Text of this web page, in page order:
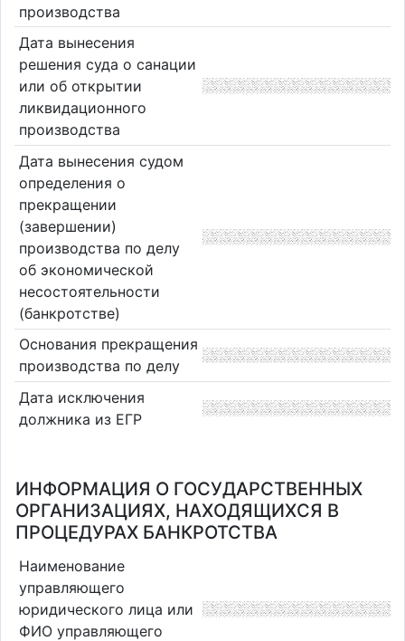
производства
Дата вынесения
решения суда о санации
или об открытии
ликвидационного
производства
Дата вынесения судом
определения о
прекращении
(завершении)
производства по делу
об экономической
несостоятельности
(банкротстве)
Основания прекращения
производства по делу
Дата исключения
должника из ЕГР
ИНФОРМАЦИЯ О ГОСУДАРСТВЕННЫХ
ОРГАНИЗАЦИЯХ, НАХОДЯЩИХСЯ В
ПРОЦЕДУРАХ БАНКРОТСТВА
Наименование
управляющего
юридического лица или
ФИО управляющего